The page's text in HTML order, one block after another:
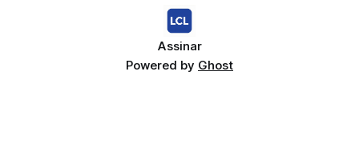
Assinar
Powered by Ghost